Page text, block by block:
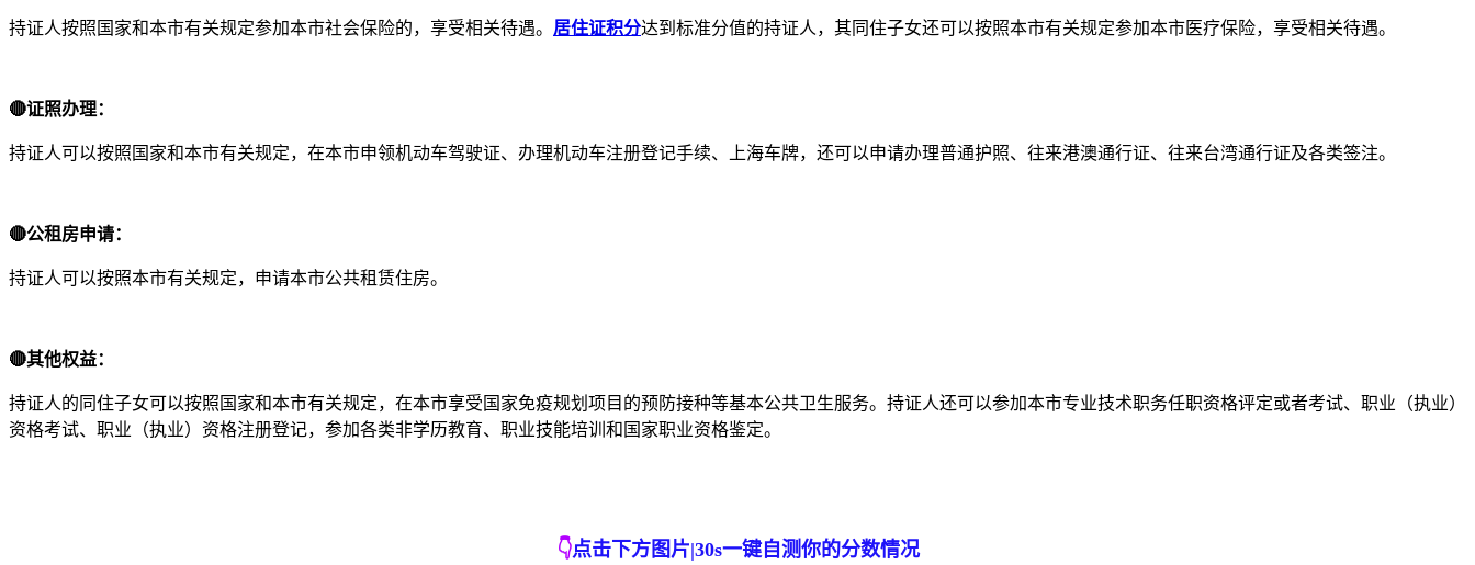
持证人按照国家和本市有关规定参加本市社会保险的，享受相关待遇。 居住证积分达到标准分值的持证人，其同住子女还可以按照本市有关规定参加本市医疗保险，享受相关待遇。
🔴证照办理：
持证人可以按照国家和本市有关规定，在本市申领机动车驾驶证、办理机动车注册登记手续、上海车牌，还可以申请办理普通护照、往来港澳通行证、往来台湾通行证及各类签注。
🔴公租房申请：
持证人可以按照本市有关规定，申请本市公共租赁住房。
🔴其他权益：
持证人的同住子女可以按照国家和本市有关规定，在本市享受国家免疫规划项目的预防接种等基本公共卫生服务。持证人还可以参加本市专业技术职务任职资格评定或者考试、职业（执业）
资格考试、职业（执业）资格注册登记，参加各类非学历教育、职业技能培训和国家职业资格鉴定。
👇点击下方图片|30s一键自测你的分数情况